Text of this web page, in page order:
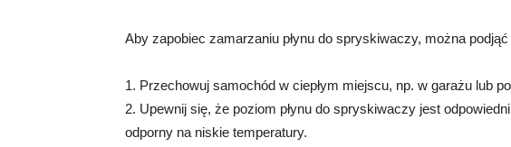
Aby zapobiec zamarzaniu płynu do spryskiwaczy, można podjąć
1. Przechowuj samochód w ciepłym miejscu, np. w garażu lub
2. Upewnij się, że poziom płynu do spryskiwaczy jest
odporny na niskie temperatury.